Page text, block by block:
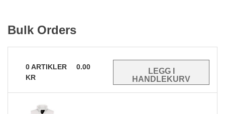
Bulk Orders
0ARTIKLER
0.00
KR